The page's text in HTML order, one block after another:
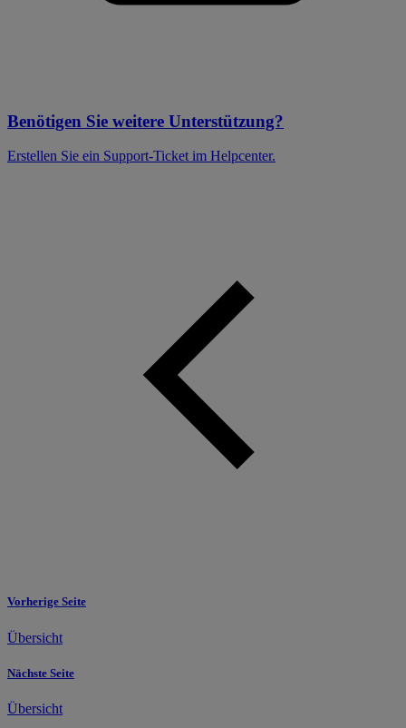
Benötigen Sie weitere Unterstützung?
Erstellen Sie ein Support-Ticket im Helpcenter.
Vorherige Seite
Übersicht
Nächste Seite
Übersicht